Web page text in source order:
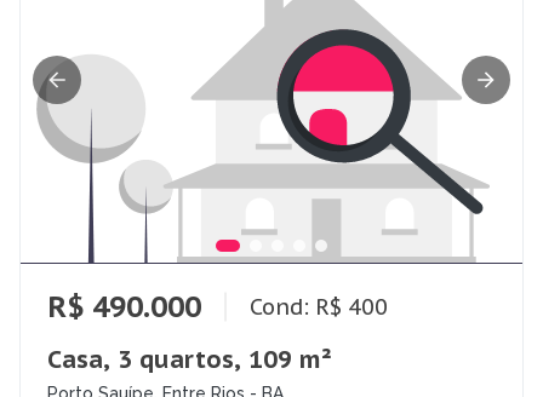
R$ 490.000 Cond: R$ 400
Casa, 3 quartos, 109 m²